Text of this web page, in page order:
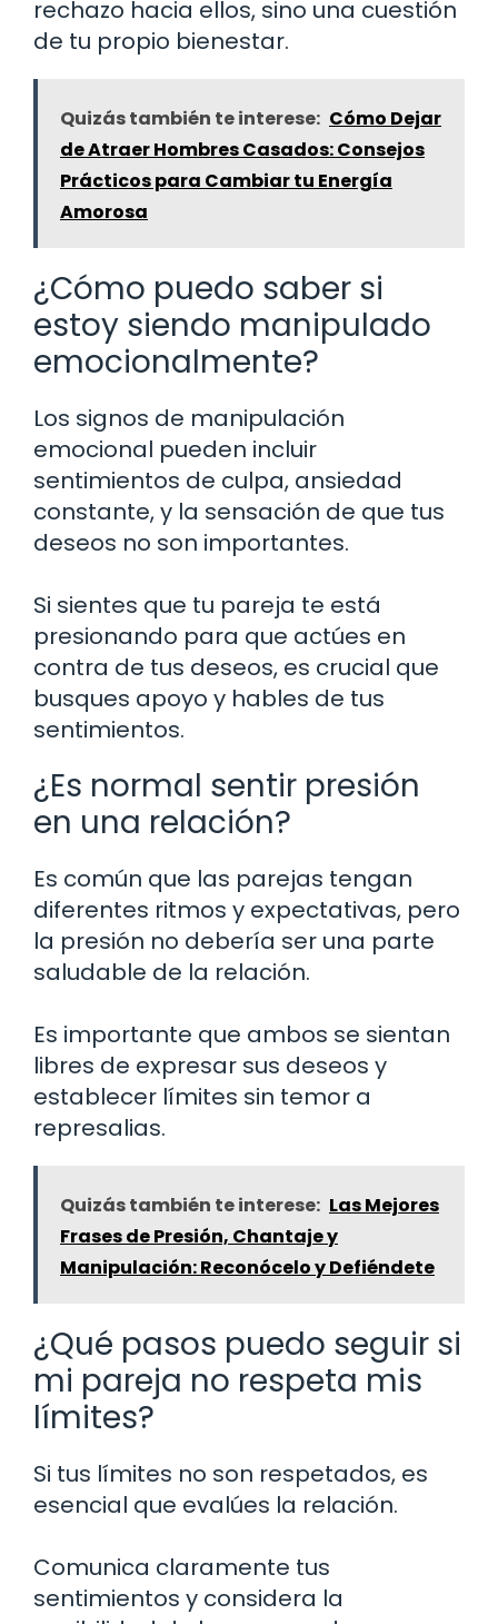
rechazo hacia ellos, sino una cuestión
de tu propio bienestar.
Quizás también te interese: Cómo Dejar
de Atraer Hombres Casados: Consejos
Prácticos para Cambiar tu Energía
Amorosa
¿Cómo puedo saber si
estoy siendo manipulado
emocionalmente?
Los signos de manipulación
emocional pueden incluir
sentimientos de culpa, ansiedad
constante, y la sensación de que tus
deseos no son importantes.
Si sientes que tu pareja te está
presionando para que actúes en
contra de tus deseos, es crucial que
busques apoyo y hables de tus
sentimientos.
¿Es normal sentir presión
en una relación?
Es común que las parejas tengan
diferentes ritmos y expectativas, pero
la presión no debería ser una parte
saludable de la relación.
Es importante que ambos se sientan
libres de expresar sus deseos y
establecer límites sin temor a
represalias.
Quizás también te interese: Las Mejores
Frases de Presión, Chantaje y
Manipulación: Reconócelo y Defiéndete
¿Qué pasos puedo seguir si
mi pareja no respeta mis
límites?
Si tus límites no son respetados, es
esencial que evalúes la relación.
Comunica claramente tus
sentimientos y considera la